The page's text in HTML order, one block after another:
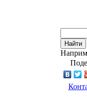
Найти